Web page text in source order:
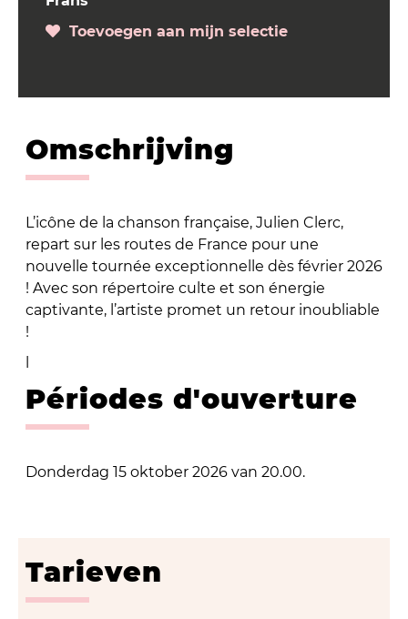
Toevoegen aan mijn selectie
Omschrijving
L’icône de la chanson française, Julien Clerc,
repart sur les routes de France pour une
nouvelle tournée exceptionnelle dès février 2026
! Avec son répertoire culte et son énergie
captivante, l’artiste promet un retour inoubliable
!
Périodes d'ouverture
Donderdag 15 oktober 2026 van 20.00.
Tarieven